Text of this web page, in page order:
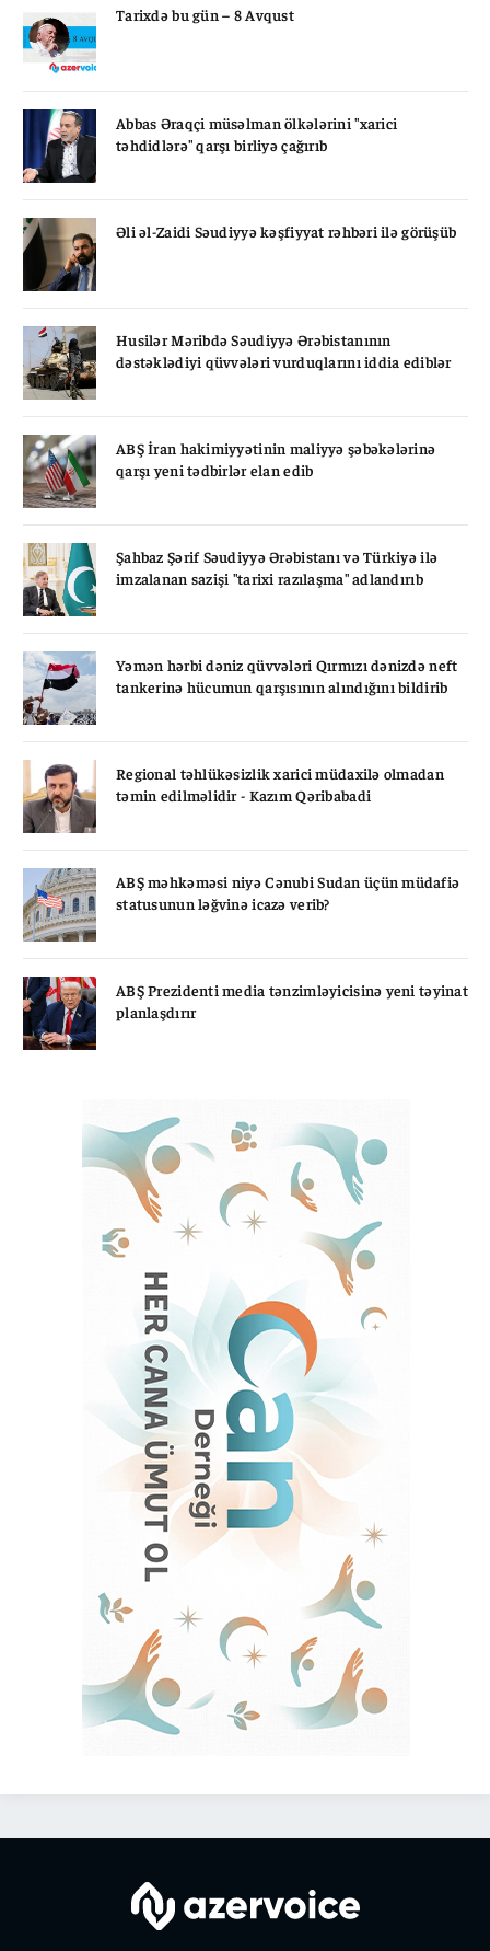
Tarixdə bu gün – 8 Avqust
Abbas Əraqçi müsəlman ölkələrini "xarici
təhdidlərə" qarşı birliyə çağırıb
Əli əl-Zaidi Səudiyyə kəşfiyyat rəhbəri ilə görüşüb
Husilər Məribdə Səudiyyə Ərəbistanının
dəstəklədiyi qüvvələri vurduqlarını iddia ediblər
ABŞ İran hakimiyyətinin maliyyə şəbəkələrinə
qarşı yeni tədbirlər elan edib
Şahbaz Şərif Səudiyyə Ərəbistanı və Türkiyə ilə
imzalanan sazişi "tarixi razılaşma" adlandırıb
Yəmən hərbi dəniz qüvvələri Qırmızı dənizdə neft
tankerinə hücumun qarşısının alındığını bildirib
Regional təhlükəsizlik xarici müdaxilə olmadan
təmin edilməlidir - Kazım Qəribabadi
ABŞ məhkəməsi niyə Cənubi Sudan üçün müdafiə
statusunun ləğvinə icazə verib?
ABŞ Prezidenti media tənzimləyicisinə yeni təyinat
planlaşdırır